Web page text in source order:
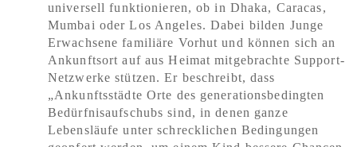
universell funktionieren, ob in Dhaka, Caracas,
Mumbai oder Los Angeles. Dabei bilden Junge
Erwachsene familiäre Vorhut und können sich an
Ankunftsort auf aus Heimat mitgebrachte Support-
Netzwerke stützen. Er beschreibt, dass
„Ankunftsstädte Orte des generationsbedingten
Bedürfnisaufschubs sind, in denen ganze
Lebensläufe unter schrecklichen Bedingungen